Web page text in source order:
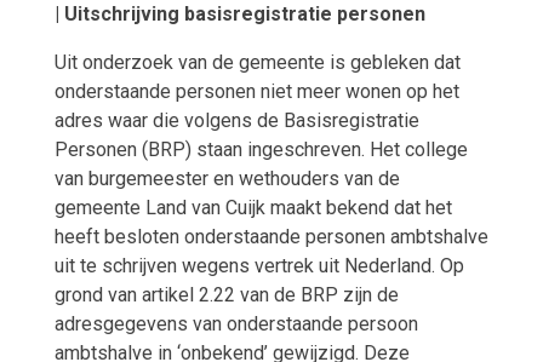
| Uitschrijving basisregistratie personen
Uit onderzoek van de gemeente is gebleken dat
onderstaande personen niet meer wonen op het
adres waar die volgens de Basisregistratie
Personen (BRP) staan ingeschreven. Het college
van burgemeester en wethouders van de
gemeente Land van Cuijk maakt bekend dat het
heeft besloten onderstaande personen ambtshalve
uit te schrijven wegens vertrek uit Nederland. Op
grond van artikel 2.22 van de BRP zijn de
adresgegevens van onderstaande persoon
ambtshalve in ‘onbekend’ gewijzigd. Deze